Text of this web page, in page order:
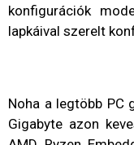
konfigurációk
lapkáival szerelt
Noha a legtöbb PC
Gigabyte azon